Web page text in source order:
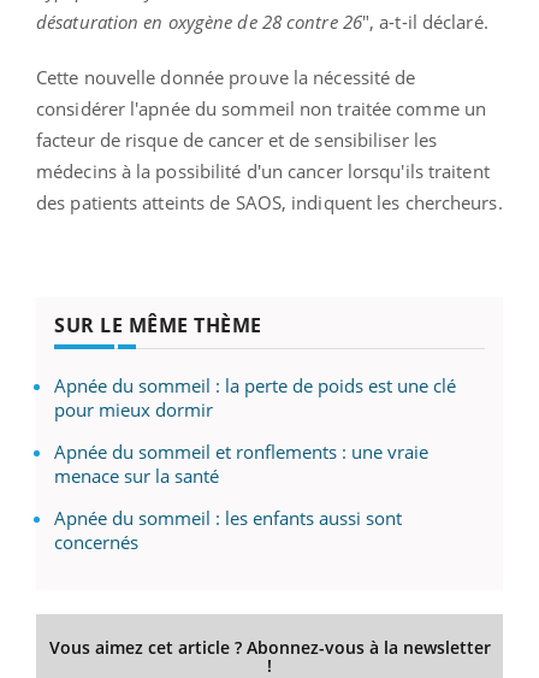
désaturation en oxygène de 28 contre 26", a-t-il déclaré.
Cette nouvelle donnée prouve la nécessité de
considérer l'apnée du sommeil non traitée comme un
facteur de risque de cancer et de sensibiliser les
médecins à la possibilité d'un cancer lorsqu'ils traitent
des patients atteints de SAOS, indiquent les chercheurs.
SUR LE MÊME THÈME
Apnée du sommeil : la perte de poids est une clé
pour mieux dormir
Apnée du sommeil et ronflements : une vraie
menace sur la santé
Apnée du sommeil : les enfants aussi sont
concernés
Vous aimez cet article ? Abonnez-vous à la newsletter
!